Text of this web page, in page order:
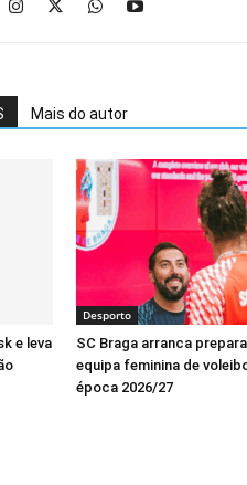
Mais do autor
e leva
Desporto
SC Braga arranca
equipa feminina de
época 2026/27